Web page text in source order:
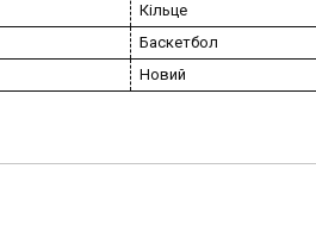
Кільце
Баскетбол
Новий